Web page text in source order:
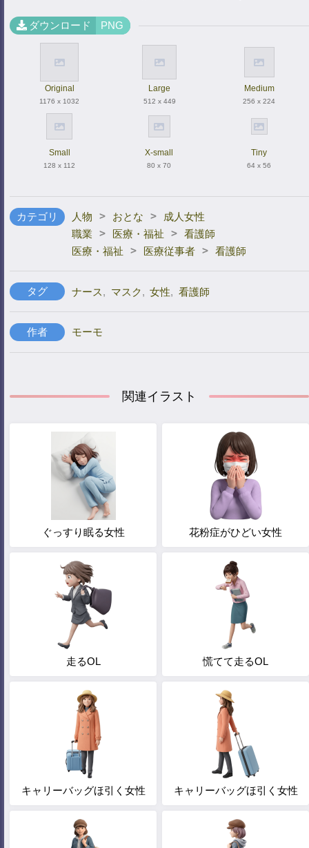
ダウンロード PNG
Original
1176 x 1032
Large
512 x 449
Medium
256 x 224
Small
128 x 112
X-small
80 x 70
Tiny
64 x 56
カテゴリ 人物 > おとな >
成人女性
職業
> 医療・福祉 > 看護師
医療・福祉
> 医療従事者 > 看護師
タグ ナース, マスク, 女性, 看護師
作者 モーモ
関連イラスト
ぐっすり眠る女性 花粉症がひどい女性
走るOL 慌てて走るOL
キャリーバッグほ引く女性 キャリーバッグほ引く女性